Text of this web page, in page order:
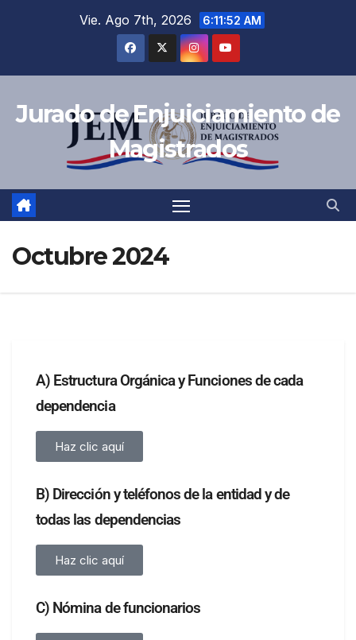
Vie. Ago 7th, 2026 6:11:53 AM
Jurado de Enjuiciamiento de
Magistrados
Octubre 2024
A) Estructura Orgánica y Funciones de cada
dependencia
Haz clic aquí
B) Dirección y teléfonos de la entidad y de
todas las dependencias
Haz clic aquí
C) Nómina de funcionarios